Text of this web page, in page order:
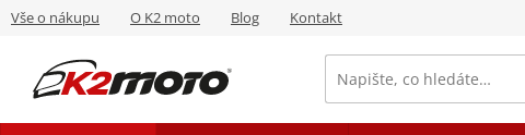
Vše o nákupu O K2 moto Blog Kontakt